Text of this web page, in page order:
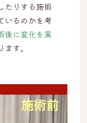
たりする施術
いるのかを考
後に変化を実
す。